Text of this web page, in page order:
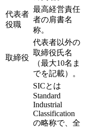
代表者
役職
最高経営責任
者の肩書名
称。
取締役
代表者以外の
取締役氏名
（最大10名ま
でを記載）。
SICとは
Standard
Industrial
Classification
の略称で、全